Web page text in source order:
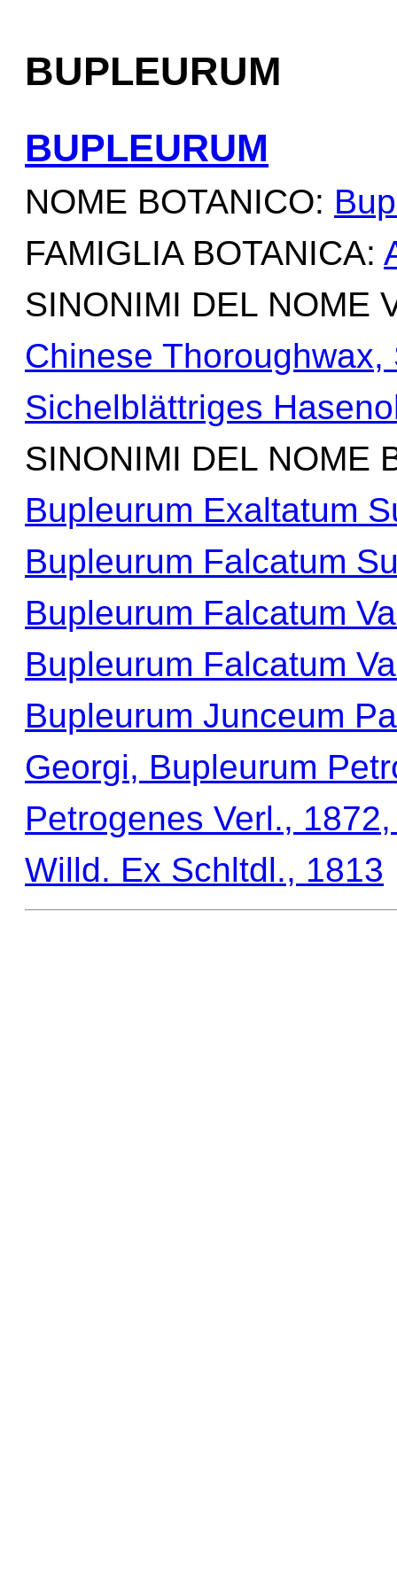
BUPLEURUM
BUPLEURUM
NOME BOTANICO:
FAMIGLIA BOTANICA:
SINONIMI DEL NOME
Chinese Thoroughwax,
Sichelblättriges
SINONIMI DEL NOME
Bupleurum Exaltatum
Bupleurum Falcatum
Bupleurum Falcatum
Bupleurum Falcatum
Bupleurum Junceum
Georgi, Bupleurum
Petrogenes Verl.,
Willd. Ex Schltdl., 1813